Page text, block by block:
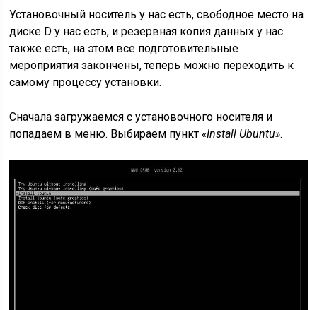
Установочный носитель у нас есть, свободное место на
диске D у нас есть, и резервная копия данных у нас
также есть, на этом все подготовительные
мероприятия закончены, теперь можно переходить к
самому процессу установки.
Сначала загружаемся с установочного носителя и
попадаем в меню. Выбираем пункт«Install Ubuntu».